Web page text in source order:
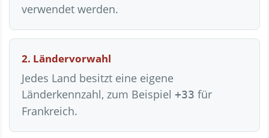
verwendet werden.
2. Ländervorwahl
Jedes Land besitzt eine eigene
Länderkennzahl, zum Beispiel +33 für
Frankreich.